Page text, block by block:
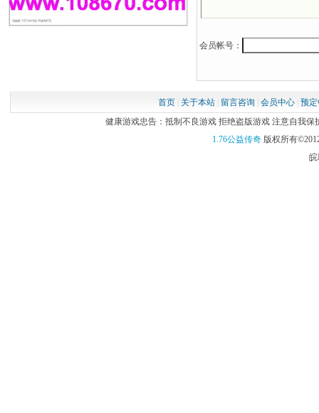
3、选择后输
梦幻西游2老
会员帐号：
首页| 关于本站| 留言咨询 会员中心| 预
健康游戏忠告：抵制不良游戏 拒绝盗版游戏 注意自我保
1.76公益传奇版权所有
皖